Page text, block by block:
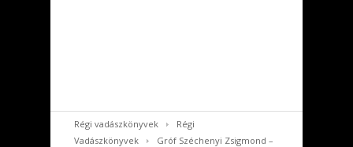
Régi vadászkönyvek
Régi
Vadászkönyvek
Gróf Széchenyi Zsigmond –